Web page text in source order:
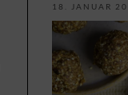
18. JANUAR